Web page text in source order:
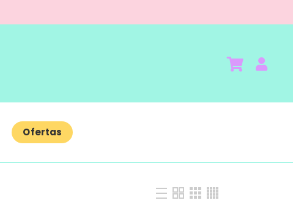
Ofertas